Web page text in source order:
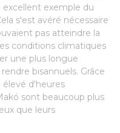
exemple du
s'est avéré nécessaire
pas atteindre la
conditions climatiques
une plus longue
bisannuels. Grâce
d'heures
sont beaucoup plus
que leurs